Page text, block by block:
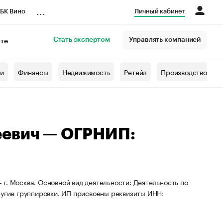
Вино Личный кабинет
Стать экспертом Управлять компанией
Финансы Недвижимость Ретейл Производство
— ОГРНИП:
Основной вид деятельности: Деятельность по
группировки. ИП присвоены реквизиты ИНН: